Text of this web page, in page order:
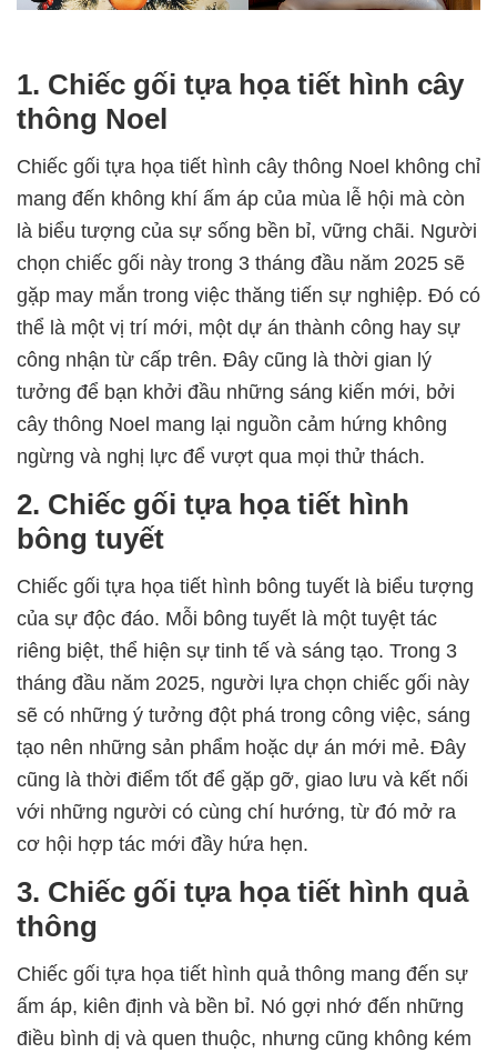
1. Chiếc gối tựa họa tiết hình cây
thông Noel
Chiếc gối tựa họa tiết hình cây thông Noel không chỉ
mang đến không khí ấm áp của mùa lễ hội mà còn
là biểu tượng của sự sống bền bỉ, vững chãi. Người
chọn chiếc gối này trong 3 tháng đầu năm 2025 sẽ
gặp may mắn trong việc thăng tiến sự nghiệp. Đó có
thể là một vị trí mới, một dự án thành công hay sự
công nhận từ cấp trên. Đây cũng là thời gian lý
tưởng để bạn khởi đầu những sáng kiến mới, bởi
cây thông Noel mang lại nguồn cảm hứng không
ngừng và nghị lực để vượt qua mọi thử thách.
2. Chiếc gối tựa họa tiết hình
bông tuyết
Chiếc gối tựa họa tiết hình bông tuyết là biểu tượng
của sự độc đáo. Mỗi bông tuyết là một tuyệt tác
riêng biệt, thể hiện sự tinh tế và sáng tạo. Trong 3
tháng đầu năm 2025, người lựa chọn chiếc gối này
sẽ có những ý tưởng đột phá trong công việc, sáng
tạo nên những sản phẩm hoặc dự án mới mẻ. Đây
cũng là thời điểm tốt để gặp gỡ, giao lưu và kết nối
với những người có cùng chí hướng, từ đó mở ra
cơ hội hợp tác mới đầy hứa hẹn.
3. Chiếc gối tựa họa tiết hình quả
thông
Chiếc gối tựa họa tiết hình quả thông mang đến sự
ấm áp, kiên định và bền bỉ. Nó gợi nhớ đến những
điều bình dị và quen thuộc, nhưng cũng không kém